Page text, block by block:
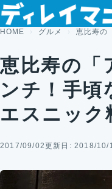
コンテンツへスキップ
HOME グルメ 恵比寿の
恵比寿の「
ンチ！手頃
エスニック
2017/09/02更新日: 2018/10/